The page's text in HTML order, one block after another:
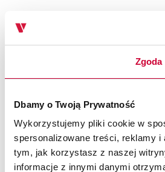
Zgoda
Dbamy o Twoją Prywatność
Wykorzystujemy pliki cookie w
spersonalizowane treści, reklamy
tym, jak korzystasz z naszej
informacje z innymi danymi